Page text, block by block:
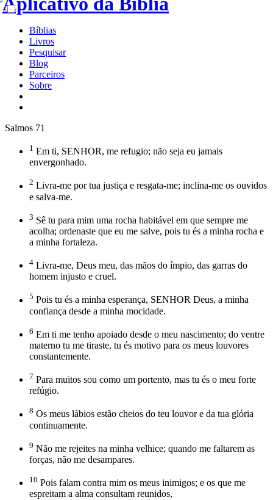
Bíblias
Livros
Pesquisar
Blog
Parceiros
Sobre
Salmos 71
1 Em ti, SENHOR, me refugio; não seja eu jamais
envergonhado.
2 Livra-me por tua justiça e resgata-me; inclina-me os ouvidos
e salva-me.
3 Sê tu para mim uma rocha habitável em que sempre me
acolha; ordenaste que eu me salve, pois tu és a minha rocha e
a minha fortaleza.
4 Livra-me, Deus meu, das mãos do ímpio, das garras do
homem injusto e cruel.
5 Pois tu és a minha esperança, SENHOR Deus, a minha
confiança desde a minha mocidade.
6 Em ti me tenho apoiado desde o meu nascimento; do ventre
materno tu me tiraste, tu és motivo para os meus louvores
constantemente.
7 Para muitos sou como um portento, mas tu és o meu forte
refúgio.
8 Os meus lábios estão cheios do teu louvor e da tua glória
continuamente.
9 Não me rejeites na minha velhice; quando me faltarem as
forças, não me desampares.
10 Pois falam contra mim os meus inimigos; e os que me
espreitam a alma consultam reunidos,